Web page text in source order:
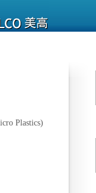
Plastics)